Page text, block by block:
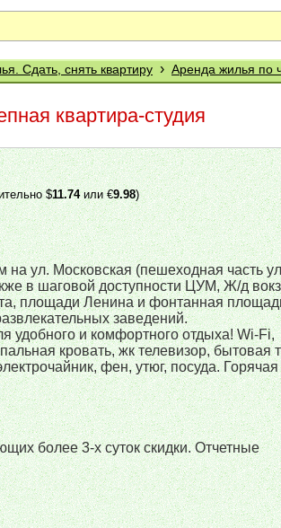
Сдать, снять квартиру › Аренда жилья по
квартира-студия
$11.74или €9.98)
на ул. Московская (пешеходная часть
в шаговой доступности ЦУМ, Ж/д
площади Ленина и фонтанная
заведений.
удобного и комфортного отдыха! Wi-Fi,
кровать, жк телевизор, бытовая
фен, утюг, посуда.
более 3-х суток скидки. Отчетные